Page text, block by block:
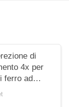
di
4x per
ferro ad
torre